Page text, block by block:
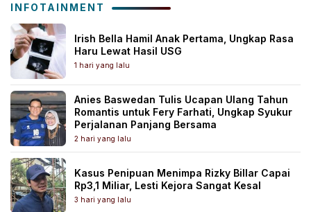
INFOTAINMENT
Irish Bella Hamil Anak Pertama, Ungkap Rasa
Haru Lewat Hasil USG
1 hari yang lalu
Anies Baswedan Tulis Ucapan Ulang Tahun
Romantis untuk Fery Farhati, Ungkap Syukur
Perjalanan Panjang Bersama
2 hari yang lalu
Kasus Penipuan Menimpa Rizky Billar Capai
Rp3,1 Miliar, Lesti Kejora Sangat Kesal
3 hari yang lalu